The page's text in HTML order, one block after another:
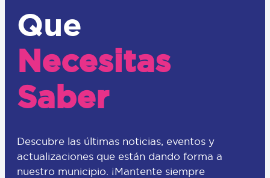
Que
Necesitas
Saber
Descubre las últimas noticias, eventos y
actualizaciones que están dando forma a
nuestro municipio. ¡Mantente siempre